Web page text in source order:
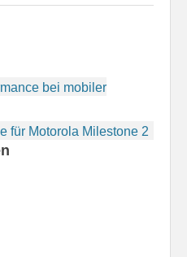
bei mobiler
für Motorola Milestone 2